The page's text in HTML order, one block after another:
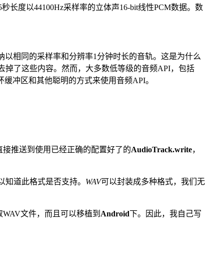
长度以44100Hz采样率的立体声16-bit线性PCM数据。数
相同的采样率和分辨率1分钟时长的音轨。这是为什么
掉了这些内容。然而，大多数低等级的音频API，包括
冲区和其他聪明的方式来使用音频API。
推送到使用已经正确的配置好了的AudioTrack.write，
道此格式是否支持。 WAV可以封装成多种格式，我们无
文件，而且可以移植到 Android下。因此，我自己写